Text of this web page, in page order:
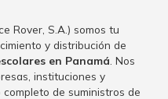
Rover, S.A.) somos tu
y distribución de
en Panamá . Nos
instituciones y
de suministros de